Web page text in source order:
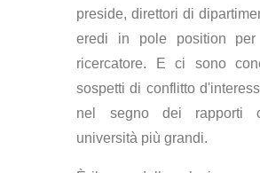
preside, direttori di
eredi in pole position
ricercatore. E ci sono
sospetti di conflitto
nel segno dei rapporti
università più grandi.